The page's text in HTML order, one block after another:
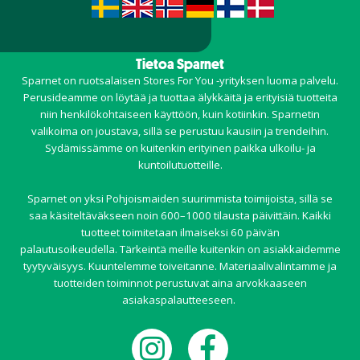
Tietoa Sparnet
Sparnet on ruotsalaisen Stores For You -yrityksen luoma palvelu.
Perusideamme on löytää ja tuottaa älykkäitä ja erityisiä tuotteita
niin henkilökohtaiseen käyttöön, kuin kotiinkin. Sparnetin
valikoima on joustava, sillä se perustuu kausiin ja trendeihin.
Sydämissämme on kuitenkin erityinen paikka ulkoilu- ja
kuntoilutuotteille.
Sparnet on yksi Pohjoismaiden suurimmista toimijoista, sillä se
saa käsiteltäväkseen noin 600–1000 tilausta päivittäin. Kaikki
tuotteet toimitetaan ilmaiseksi 60 päivän
palautusoikeudella. Tärkeintä meille kuitenkin on asiakkaidemme
tyytyväisyys. Kuuntelemme toiveitanne. Materiaalivalintamme ja
tuotteiden toiminnot perustuvat aina arvokkaaseen
asiakaspalautteeseen.